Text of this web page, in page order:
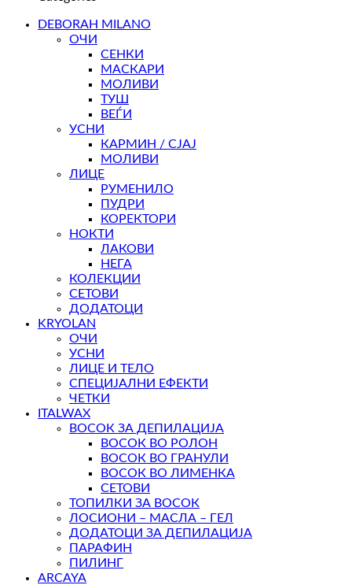
DEBORAH MILANO
ОЧИ
СЕНКИ
МАСКАРИ
МОЛИВИ
ТУШ
ВЕЃИ
УСНИ
КАРМИН / СЈАЈ
МОЛИВИ
ЛИЦЕ
РУМЕНИЛО
ПУДРИ
КОРЕКТОРИ
НОКТИ
ЛАКОВИ
НЕГА
КОЛЕКЦИИ
СЕТОВИ
ДОДАТОЦИ
KRYOLAN
ОЧИ
УСНИ
ЛИЦЕ И ТЕЛО
СПЕЦИЈАЛНИ ЕФЕКТИ
ЧЕТКИ
ITALWAX
ВОСОК ЗА ДЕПИЛАЦИЈА
ВОСОК ВО РОЛОН
ВОСОК ВО ГРАНУЛИ
ВОСОК ВО ЛИМЕНКА
СЕТОВИ
ТОПИЛКИ ЗА ВОСОК
ЛОСИОНИ – МАСЛА – ГЕЛ
ДОДАТОЦИ ЗА ДЕПИЛАЦИЈА
ПАРАФИН
ПИЛИНГ
ARCAYA